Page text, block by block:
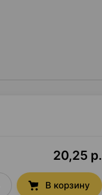
20,25 р.
В корзину